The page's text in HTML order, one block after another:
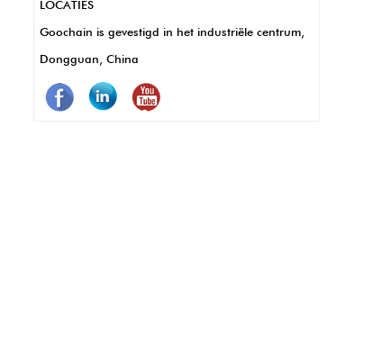
corrosie, wat betekent dat minder
onderhoud en langer gebruik. Kortom,
Pogo -pinnen zorgen ervoor dat POS -
LOCATIES
Goochain is gevestigd in het industriële centrum,
Dongguan, China